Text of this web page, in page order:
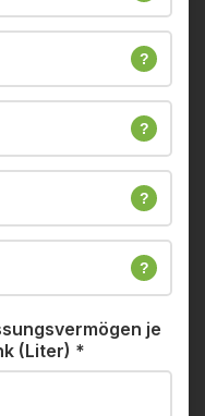
?
?
?
?
je
(Liter) *